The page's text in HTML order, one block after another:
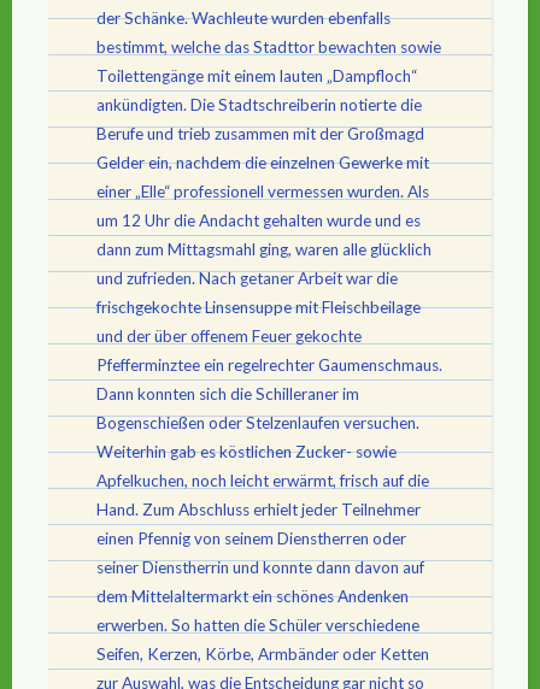
der Schänke. Wachleute wurden ebenfalls
bestimmt, welche das Stadttor bewachten sowie
Toilettengänge mit einem lauten „Dampfloch“
ankündigten. Die Stadtschreiberin notierte die
Berufe und trieb zusammen mit der Großmagd
Gelder ein, nachdem die einzelnen Gewerke mit
einer „Elle“ professionell vermessen wurden. Als
um 12 Uhr die Andacht gehalten wurde und es
dann zum Mittagsmahl ging, waren alle glücklich
und zufrieden. Nach getaner Arbeit war die
frischgekochte Linsensuppe mit Fleischbeilage
und der über offenem Feuer gekochte
Pfefferminztee ein regelrechter Gaumenschmaus.
Dann konnten sich die Schilleraner im
Bogenschießen oder Stelzenlaufen versuchen.
Weiterhin gab es köstlichen Zucker- sowie
Apfelkuchen, noch leicht erwärmt, frisch auf die
Hand. Zum Abschluss erhielt jeder Teilnehmer
einen Pfennig von seinem Dienstherren oder
seiner Dienstherrin und konnte dann davon auf
dem Mittelaltermarkt ein schönes Andenken
erwerben. So hatten die Schüler verschiedene
Seifen, Kerzen, Körbe, Armbänder oder Ketten
zur Auswahl, was die Entscheidung gar nicht so